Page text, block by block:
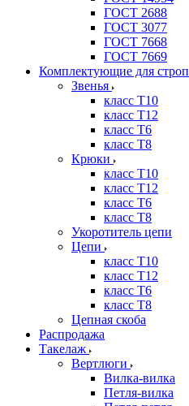
ГОСТ 2688
ГОСТ 3077
ГОСТ 7668
ГОСТ 7669
Комплектующие для строп
Звенья
класс Т10
класс Т12
класс Т6
класс Т8
Крюки
класс Т10
класс Т12
класс Т6
класс Т8
Укоротитель цепи
Цепи
класс Т10
класс Т12
класс Т6
класс Т8
Цепная скоба
Распродажа
Такелаж
Вертлюги
Вилка-вилка
Петля-вилка